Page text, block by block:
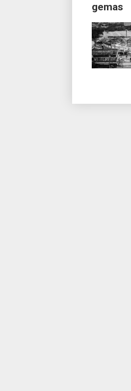
gemas
entradas